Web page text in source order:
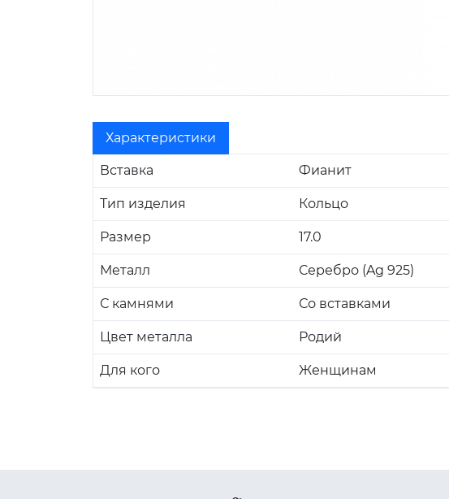
Характеристики
Вставка Фианит
Тип изделия Кольцо
Размер 17.0
Металл Серебро (Ag 925)
С камнями Со вставками
Цвет металла Родий
Для кого Женщинам